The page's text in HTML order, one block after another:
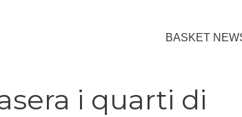
BASKET
i quarti di